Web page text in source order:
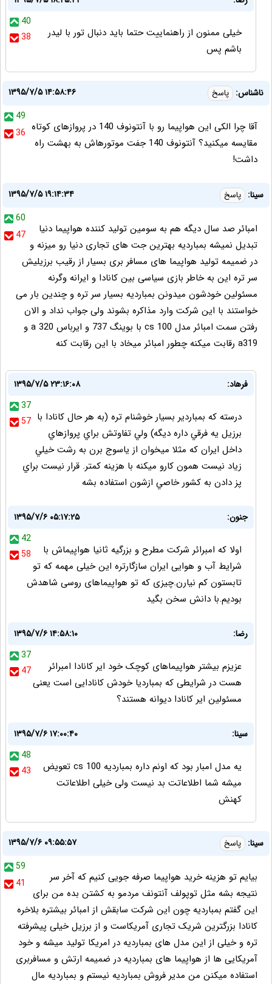
40
38
خیلی ممنون از راهنماییت حتما باید دنبال تور با لیدر
باشم پس
ناشناس: پاسخ
۱۳۹۵/۷/۵ ۱۴:۵۸:۴۶
49
36 آقا چرا الکی این هواپیما رو با آنتونوف 140 در پروازهای کوتاه
مقایسه میکنید؟ آنتونوف 140 جفت موتورهاش به بهشت راه
داشت!
سینا: پاسخ
۱۳۹۵/۷/۵ ۱۹:۱۴:۳۴
60
47
امبائر صد سال دیگه هم به سومین تولید کننده هواپیما دنیا
تبدیل نمیشه بمباردیه بهترین جت های تجاری دنیا رو میزنه و
در ضمیمه تولید هواپیما های مسافر بری بسیار از رقیب برزیلیش
سر تره این به خاطر بازی سیاسی بین کانادا و ایرانه وگرنه
مسئولین خودشون میدونن بمباردیه بسیار سر تره و چندین بار می
خواستند با این شرکت وارد مذاکره بشوند ولی جواب نداد و الان
رفتن سمت امبائر مدل cs 100 با بوینگ 737 و ایرباس a 320 و
a319 رقابت میکنه چطور امبائر میخاد با این رقابت کنه
فرهاد:
۱۳۹۵/۷/۵ ۲۳:۱۶:۰۸
37
57 درسته كه بمباردير بسيار خوشنام تره (به هر حال كانادا با
برزيل يه فرقي داره ديگه) ولي تفاوتش براي پروازهاي
داخل ايران كه مثلا ميخوان از ياسوج برن به رشت خيلي
زياد نيست همون كارو ميكنه با هزينه كمتر. قرار نيست براي
پز دادن به كشور خاصي ازشون استفاده بشه
جنون:
۱۳۹۵/۷/۶ ۰۵:۱۷:۲۵
42
58
اولا که امبرائر شرکت مطرح و بزرگیه ثانیا هواپیماش با
شرایط آب و هوایی ایران سازگارتره این خیلی مهمه که تو
تابستون کم نیارن.چیزی که تو هواپیماهای روسی شاهدش
بودیم.با دانش سخن بگید
رضا:
۱۳۹۵/۷/۶ ۱۴:۵۸:۱۰
37
47
عزیزم بیشتر هواپیماهای کوچک خود ایر کانادا امبرائر
هست در شرایطی که بمباردیا خودش کانادایی است یعنی
مسئولین ایر کانادا دیوانه هستند؟
سینا:
۱۳۹۵/۷/۶ ۱۷:۰۰:۴۰
48
43
یه مدل امبار بود که اونم داره بمباردیه cs 100 تعویض
میشه شما اطلاعاتت بد نیست ولی خیلی اطلاعاتت
کهنش
سینا: پاسخ
۱۳۹۵/۷/۶ ۰۹:۵۵:۵۷
59
41
بیایم تو هزینه خرید هواپیما صرفه جویی کنیم که آخر سر
نتیجه بشه مثل توپولف آنتونف مردمو به کشتن بده من برای
این گفتم بمباردیه چون این شرکت سابقش از امبائر بیشتره بلاخره
کانادا بزرگترین شریک تجاری آمریکاست و از برزیل خیلی پیشرفته
تره و خیلی از این مدل های بمباردیه در امریکا تولید میشه و خود
آمریکایی ها از هواپیما های بمباردیه در ضمیمه ارتش و مسافربری
استفاده میکنن من مدیر فروش بمباردیه نیستم و بمباردیه مال